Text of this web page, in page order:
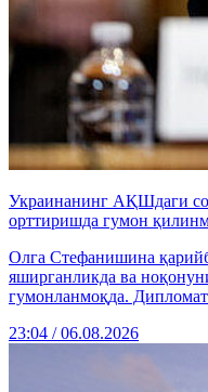
Украинанинг АҚШдаги
орттиришда гумон
Олга Стефанишина
яширганликда ва
гумонланмоқда.
23:04 / 06.08.2026